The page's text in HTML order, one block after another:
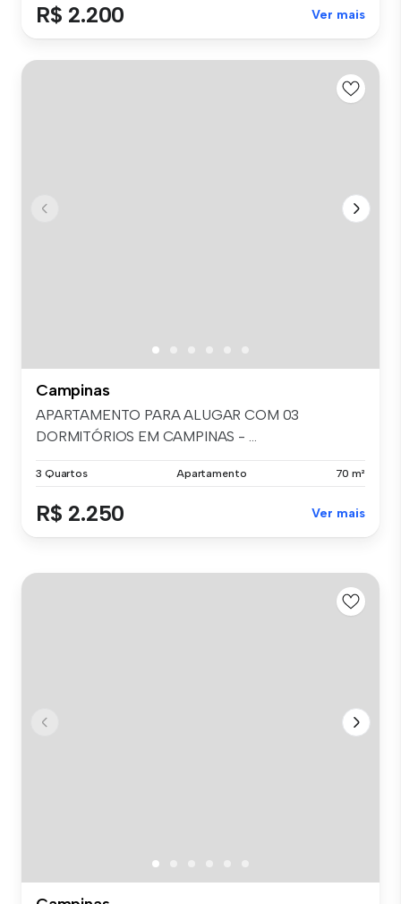
R$ 2.200 Ver mais
Campinas
APARTAMENTO PARA ALUGAR COM 03
DORMITÓRIOS EM CAMPINAS - ...
3 Quartos Apartamento 70 m²
R$ 2.250 Ver mais